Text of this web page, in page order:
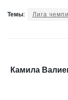
Темы: Лига
Камила